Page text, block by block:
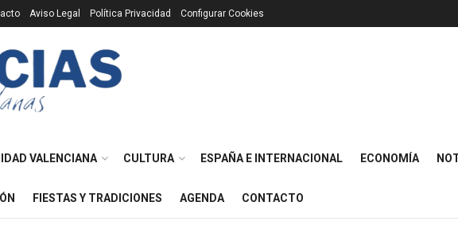
Aviso Legal Política Privacidad Configurar Cookies
VALENCIANA CULTURA ESPAÑA E INTERNACIONAL ECONOMÍA
FIESTAS Y TRADICIONES AGENDA CONTACTO